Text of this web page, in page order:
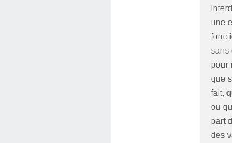
une
sans
pour
que
fait,
ou
part
des